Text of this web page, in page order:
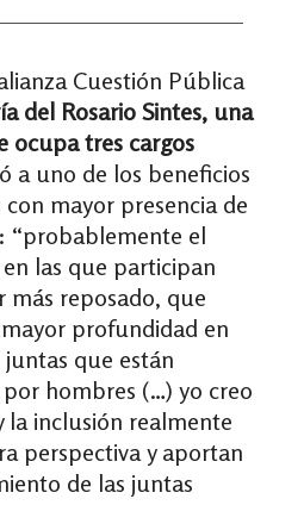
Cuestión Pública
del Rosario Sintes, una
ocupa tres cargos
a uno de los beneficios
mayor presencia de
“probablemente el
las que participan
más reposado, que
profundidad en
que están
hombres (…) yo creo
la inclusión realmente
perspectiva y aportan
de las juntas